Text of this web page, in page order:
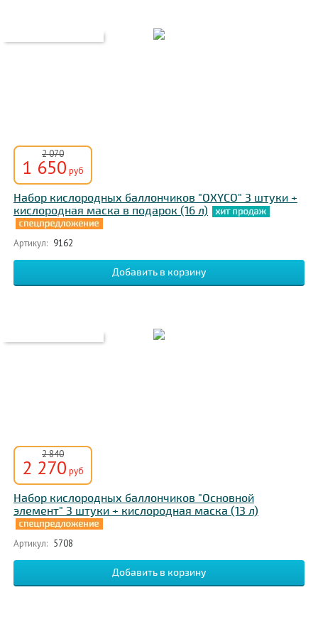
2 070
1 650 руб
Набор кислородных баллончиков "OXYCO" 3 штуки +
кислородная маска в подарок (16 л)
Артикул: 9162
2 840
2 270 руб
Набор кислородных баллончиков "Основной
элемент" 3 штуки + кислородная маска (13 л)
Артикул: 5708